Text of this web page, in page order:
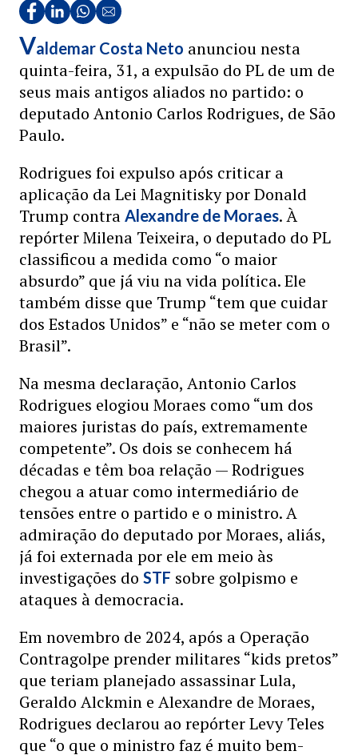
Valdemar Costa Neto anunciou nesta
quinta-feira, 31, a expulsão do PL de um de
seus mais antigos aliados no partido: o
deputado Antonio Carlos Rodrigues, de São
Paulo.
Rodrigues foi expulso após criticar a
aplicação da Lei Magnitisky por Donald
Trump contra Alexandre de Moraes. À
repórter Milena Teixeira, o deputado do PL
classificou a medida como “o maior
absurdo” que já viu na vida política. Ele
também disse que Trump “tem que cuidar
dos Estados Unidos” e “não se meter com o
Brasil”.
Na mesma declaração, Antonio Carlos
Rodrigues elogiou Moraes como “um dos
maiores juristas do país, extremamente
competente”. Os dois se conhecem há
décadas e têm boa relação — Rodrigues
chegou a atuar como intermediário de
tensões entre o partido e o ministro. A
admiração do deputado por Moraes, aliás,
já foi externada por ele em meio às
investigações do STF sobre golpismo e
ataques à democracia.
Em novembro de 2024, após a Operação
Contragolpe prender militares “kids pretos”
que teriam planejado assassinar Lula,
Geraldo Alckmin e Alexandre de Moraes,
Rodrigues declarou ao repórter Levy Teles
que “o que o ministro faz é muito bem-